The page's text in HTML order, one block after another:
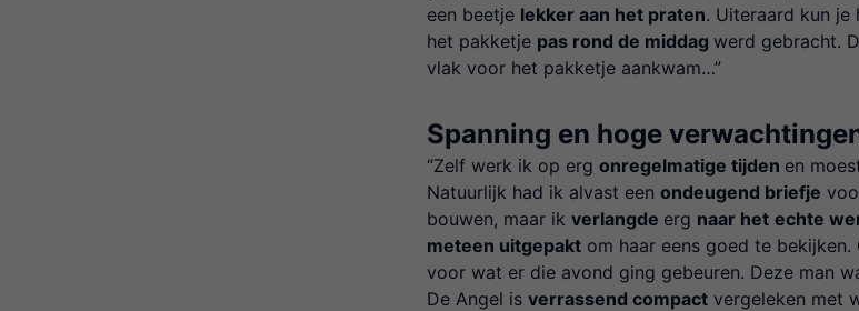
een beetje lekker aan het praten. Uiteraard kun je
het pakketje pas rond de middag werd gebracht.
vlak voor het pakketje aankwam…”
Spanning en hoge
“Zelf werk ik op erg onregelmatige tijden en
Natuurlijk had ik alvast een ondeugend briefje
bouwen, maar ik verlangde erg naar het echte
meteen uitgepakt om haar eens goed te bekijken.
voor wat er die avond ging gebeuren. Deze man
De Angel is verrassend compact vergeleken met